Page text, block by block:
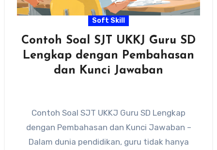
Soft Skill
Contoh Soal SJT UKKJ Guru SD
Lengkap dengan Pembahasan
dan Kunci Jawaban
Contoh Soal SJT UKKJ Guru SD Lengkap
dengan Pembahasan dan Kunci Jawaban –
Dalam dunia pendidikan, guru tidak hanya